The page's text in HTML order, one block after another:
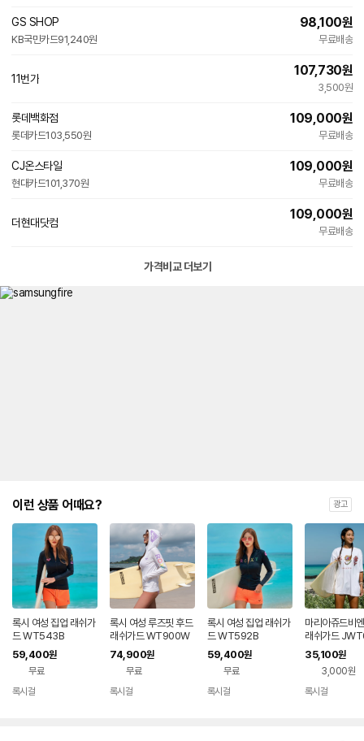
GS SHOP
KB국민카드91,240원
98,100원
무료배송
11번가
107,730원
3,500원
롯데백화점
롯데카드103,550원
109,000원
무료배송
CJ온스타일
현대카드101,370원
109,000원
무료배송
더현대닷컴
109,000원
무료배송
가격비교 더보기
이런 상품 어때요? 광고
록시 여성 집업 래쉬가
드 WT543B
59,400원
무료
록시걸
록시 여성 루즈핏 후드
래쉬가드 WT900W
74,900원
무료
록시걸
록시 여성 집업 래쉬가
드 WT592B
59,400원
무료
록시걸
마리아쥬드비
래쉬가드
35,100원
3,000원
록시걸